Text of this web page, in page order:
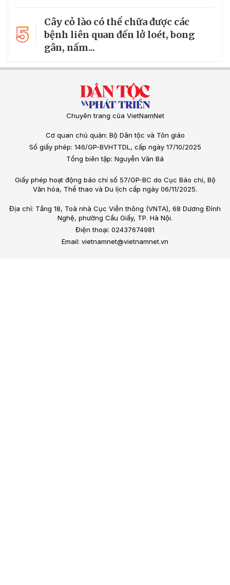
5
Cây cỏ lào có thể chữa được các
bệnh liên quan đến lở loét, bong
gân, nấm...
Chuyên trang của VietNamNet
Cơ quan chủ quản: Bộ Dân tộc và Tôn giáo
Số giấy phép: 146/GP-BVHTTDL, cấp ngày 17/10/2025
Tổng biên tập: Nguyễn Văn Bá
Giấy phép hoạt động báo chí số 57/GP-BC do Cục Báo chí, Bộ
Văn hóa, Thể thao và Du lịch cấp ngày 06/11/2025.
Địa chỉ: Tầng 18, Toà nhà Cục Viễn thông (VNTA), 68 Dương Đình
Nghệ, phường Cầu Giấy, TP. Hà Nội.
Điện thoại: 02437674981
Email: vietnamnet@vietnamnet.vn